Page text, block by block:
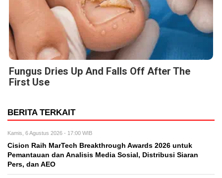
Fungus Dries Up And Falls Off After The
First Use
BERITA TERKAIT
Kamis, 6 Agustus 2026 - 17:00 WIB
Cision Raih MarTech Breakthrough Awards 2026 untuk
Pemantauan dan Analisis Media Sosial, Distribusi Siaran
Pers, dan AEO